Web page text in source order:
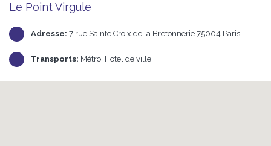
Le Point Virgule
Adresse: 7 rue Sainte Croix de la Bretonnerie 75004 Paris
Transports: Métro: Hotel de ville